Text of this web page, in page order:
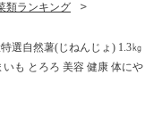
類ランキング
選自然薯(じねんじょ) 1.3㎏
も とろろ 美容 健康 体にや